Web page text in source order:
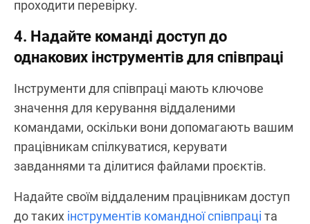
проходити перевірку.
4. Надайте команді доступ до
однакових інструментів для співпраці
Інструменти для співпраці мають ключове
значення для керування віддаленими
командами, оскільки вони допомагають вашим
працівникам спілкуватися, керувати
завданнями та ділитися файлами проєктів.
Надайте своїм віддаленим працівникам доступ
до таких інструментів командної співпраці та